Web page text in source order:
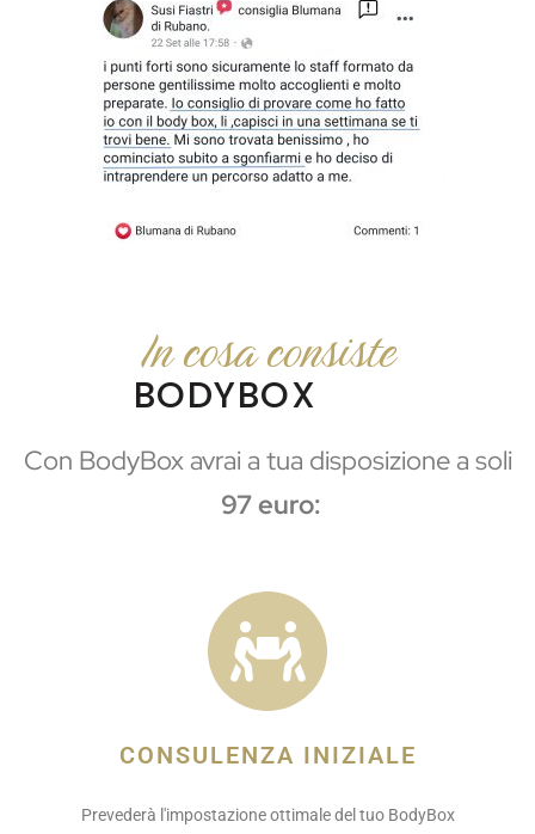
In cosa consiste
BODYBOX
Con BodyBox avrai a tua disposizione a soli
97 euro:
CONSULENZA INIZIALE
Prevederà l'impostazione ottimale del tuo BodyBox